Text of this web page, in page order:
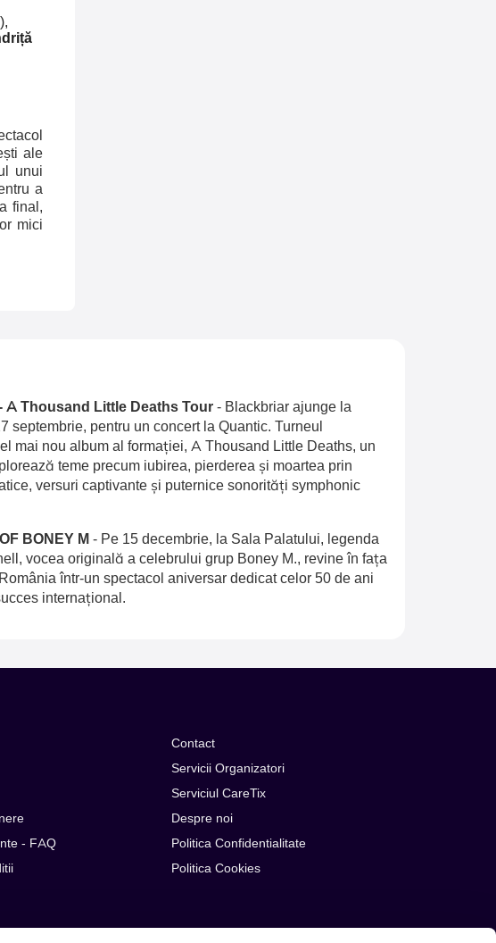
,
ale
unui
a
final,
mici
A Thousand Little Deaths Tour - Blackbriar ajunge la
septembrie, pentru un concert la Quantic. Turneul
mai nou album al formației, A Thousand Little Deaths, un
teme precum iubirea, pierderea și moartea prin
versuri captivante și puternice sonorități symphonic
BONEY M - Pe 15 decembrie, la Sala Palatului, legenda
vocea originală a celebrului grup Boney M., revine în fața
într-un spectacol aniversar dedicat celor 50 de ani
internațional.
- FAQ
Contact
Servicii Organizatori
Serviciul CareTix
Despre noi
Politica Confidentialitate
Politica Cookies